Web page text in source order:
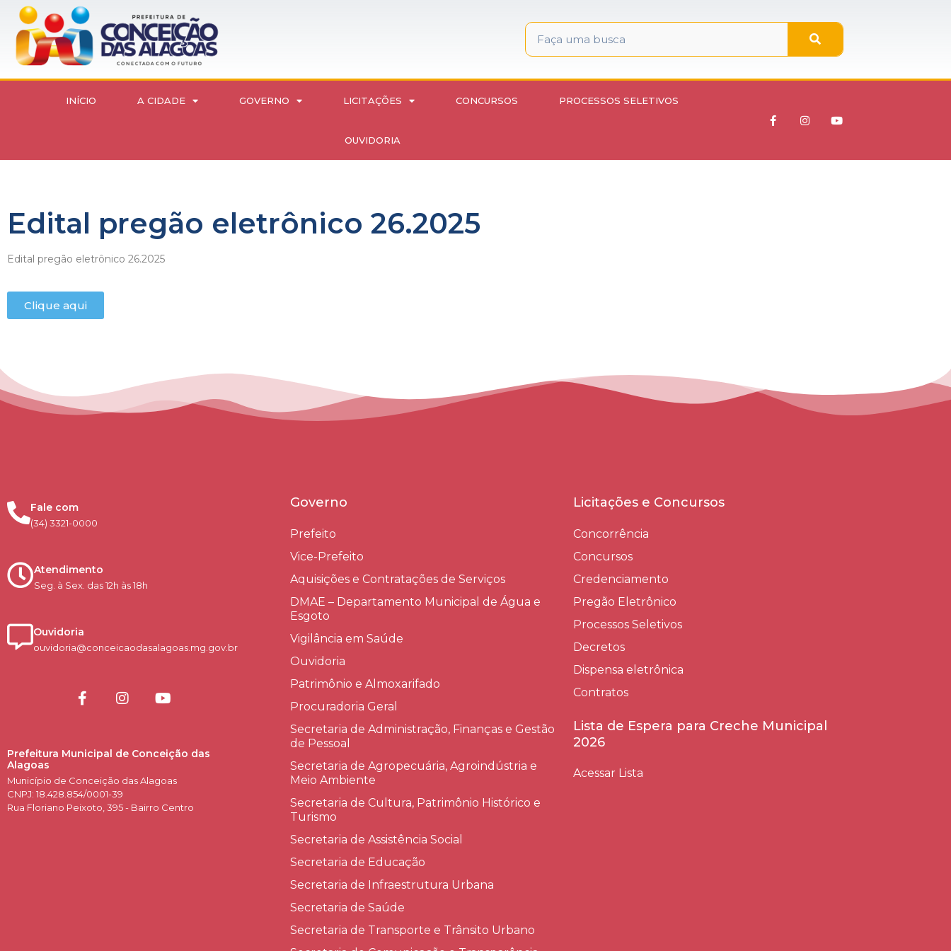
INÍCIO A CIDADE GOVERNO LICITAÇÕES CONCURSOS PROCESSOS SELETIVOS
OUVIDORIA
Edital pregão eletrônico 26.2025
Edital pregão eletrônico 26.2025
Clique aqui
Fale com
(34) 3321-0000
Atendimento
Seg. à Sex. das 12h às 18h
Ouvidoria
ouvidoria@conceicaodasalagoas.mg.gov.br
Prefeitura Municipal de Conceição das
Alagoas
Município de Conceição das Alagoas
CNPJ: 18.428.854/0001-39
Rua Floriano Peixoto, 395 - Bairro Centro
Governo
Prefeito
Vice-Prefeito
Aquisições e Contratações de Serviços​
DMAE – Departamento Municipal de Água e
Esgoto
Vigilância em Saúde
Ouvidoria
Patrimônio e Almoxarifado
Procuradoria Geral
Secretaria de Administração, Finanças e Gestão
de Pessoal
Secretaria de Agropecuária, Agroindústria e
Meio Ambiente
Secretaria de Cultura, Patrimônio Histórico e
Turismo
Secretaria de Assistência Social
Secretaria de Educação
Secretaria de Infraestrutura Urbana
Secretaria de Saúde
Secretaria de Transporte e Trânsito Urbano
Licitações e Concursos
Concorrência
Concursos
Credenciamento
Pregão Eletrônico
Processos Seletivos
Decretos
Dispensa eletrônica
Contratos
Lista de Espera para Creche Municipal
2026
Acessar Lista